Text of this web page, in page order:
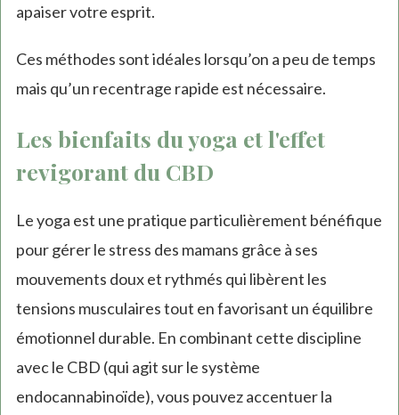
apaiser votre esprit.
Ces méthodes sont idéales lorsqu’on a peu de temps
mais qu’un recentrage rapide est nécessaire.
Les bienfaits du yoga et l'effet
revigorant du CBD
Le yoga est une pratique particulièrement bénéfique
pour gérer le stress des mamans grâce à ses
mouvements doux et rythmés qui libèrent les
tensions musculaires tout en favorisant un équilibre
émotionnel durable. En combinant cette discipline
avec le CBD (qui agit sur le système
endocannabinoïde), vous pouvez accentuer la